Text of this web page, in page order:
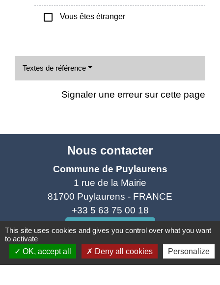
check_box_outline_blank Vous êtes étranger
Textes de référence
Signaler une erreur sur cette page
Nous contacter
Commune de Puylaurens
1 rue de la Mairie
81700 Puylaurens - FRANCE
+33 5 63 75 00 18
Contact par formulaire
This site uses cookies and gives you control over what you want
to activate
OK, accept all
Deny all cookies Personalize